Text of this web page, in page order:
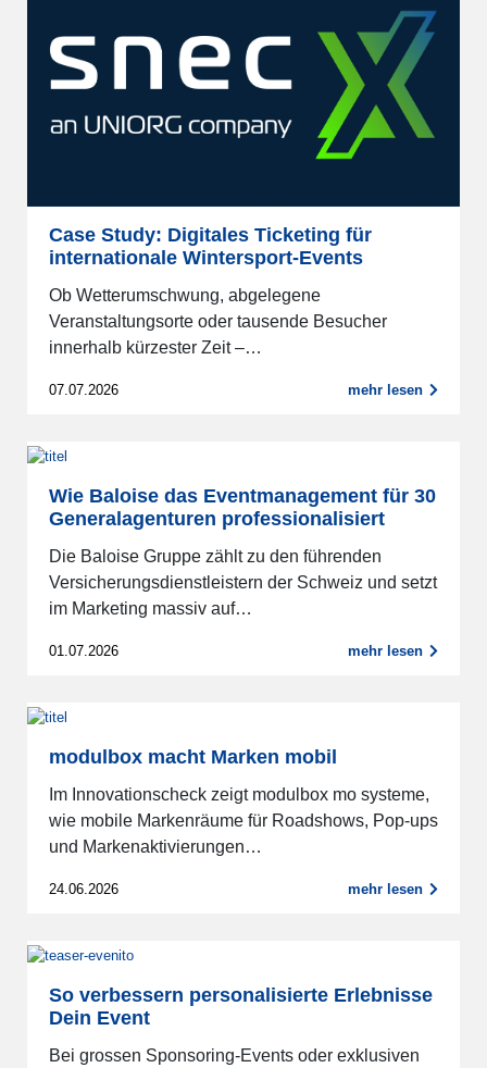
Case Study: Digitales Ticketing für
internationale Wintersport-Events
Ob Wetterumschwung, abgelegene
Veranstaltungsorte oder tausende Besucher
innerhalb kürzester Zeit –…
07.07.2026 mehr lesen
Wie Baloise das Eventmanagement für 30
Generalagenturen professionalisiert
Die Baloise Gruppe zählt zu den führenden
Versicherungsdienstleistern der Schweiz und setzt
im Marketing massiv auf…
01.07.2026 mehr lesen
modulbox macht Marken mobil
Im Innovationscheck zeigt modulbox mo systeme,
wie mobile Markenräume für Roadshows, Pop-ups
und Markenaktivierungen…
24.06.2026 mehr lesen
So verbessern personalisierte Erlebnisse
Dein Event
Bei grossen Sponsoring-Events oder exklusiven